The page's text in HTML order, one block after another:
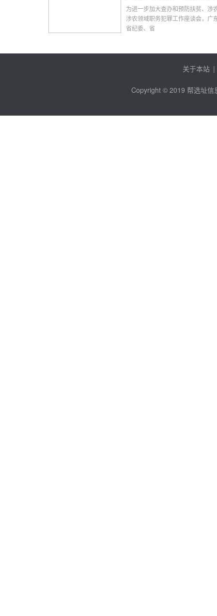
为进一步加大查办和预防扶贫、涉
涉农领域职务犯罪工作座谈会，广
省纪委、省
关于本站 |
Copyright © 2019 帮选址